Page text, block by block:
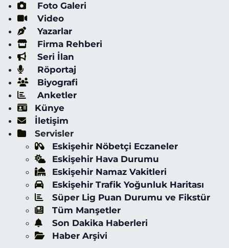
Foto Galeri
Video
Yazarlar
Firma Rehberi
Seri İlan
Röportaj
Biyografi
Anketler
Künye
İletişim
Servisler
Eskişehir Nöbetçi Eczaneler
Eskişehir Hava Durumu
Eskişehir Namaz Vakitleri
Eskişehir Trafik Yoğunluk Haritası
Süper Lig Puan Durumu ve Fikstür
Tüm Manşetler
Son Dakika Haberleri
Haber Arşivi